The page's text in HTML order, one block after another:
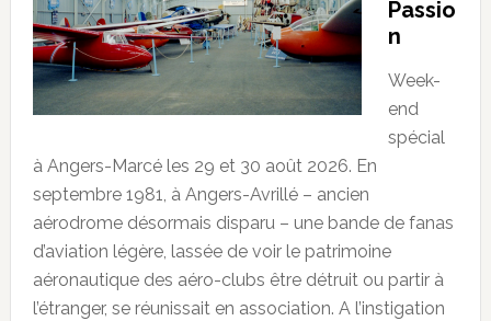
Passio
n
Week-
end
spécial
à Angers-Marcé les 29 et 30 août 2026. En
septembre 1981, à Angers-Avrillé – ancien
aérodrome désormais disparu – une bande de fanas
d’aviation légère, lassée de voir le patrimoine
aéronautique des aéro-clubs être détruit ou partir à
l’étranger, se réunissait en association. A l’instigation